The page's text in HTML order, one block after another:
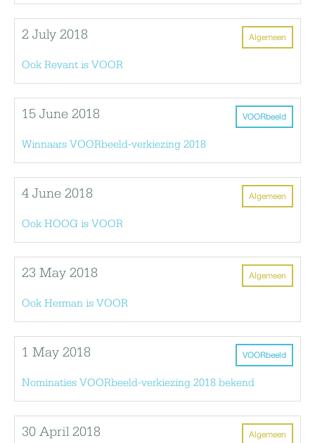
Algemeen
2 July 2018
Ook Revant is VOOR
VOORbeeld
15 June 2018
Winnaars VOORbeeld-verkiezing 2018
Algemeen
4 June 2018
Ook HOOG is VOOR
Algemeen
23 May 2018
Ook Herman is VOOR
VOORbeeld
1 May 2018
Nominaties VOORbeeld-verkiezing 2018 bekend
Algemeen
30 April 2018